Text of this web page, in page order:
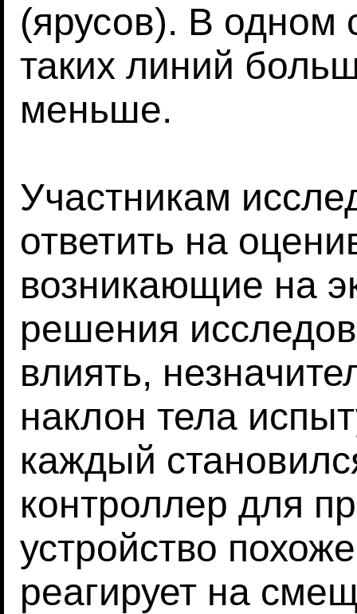
(ярусов). В одном
таких линий
меньше.
Участникам
ответить на
возникающие на
решения
влиять,
наклон тела
каждый
контроллер для
устройство
реагирует на